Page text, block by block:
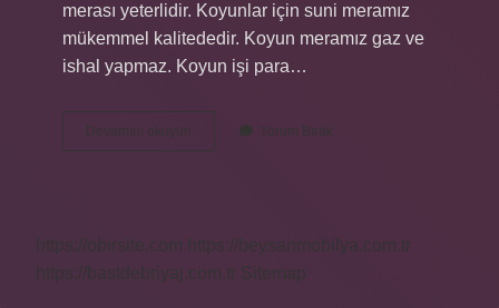
merası yeterlidir. Koyunlar için suni meramız
mükemmel kalitededir. Koyun meramız gaz ve
ishal yapmaz. Koyun işi para…
Devamını okuyun
Koyun
Yorum Bırak
https://obirsite.com
https://beysanmobilya.com.tr
https://bastdebriyaj.com.tr Sitemap